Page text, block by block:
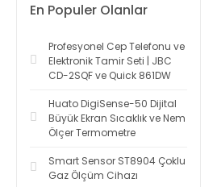
En Populer Olanlar
Profesyonel Cep Telefonu ve
Elektronik Tamir Seti | JBC
CD-2SQF ve Quick 861DW
Huato DigiSense-50 Dijital
Büyük Ekran Sıcaklık ve Nem
Ölçer Termometre
Smart Sensor ST8904 Çoklu
Gaz Ölçüm Cihazı